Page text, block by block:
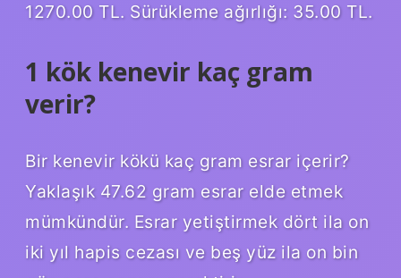
1270.00 TL. Sürükleme ağırlığı: 35.00 TL.
1 kök kenevir kaç gram
verir?
Bir kenevir kökü kaç gram esrar içerir?
Yaklaşık 47.62 gram esrar elde etmek
mümkündür. Esrar yetiştirmek dört ila on
iki yıl hapis cezası ve beş yüz ila on bin